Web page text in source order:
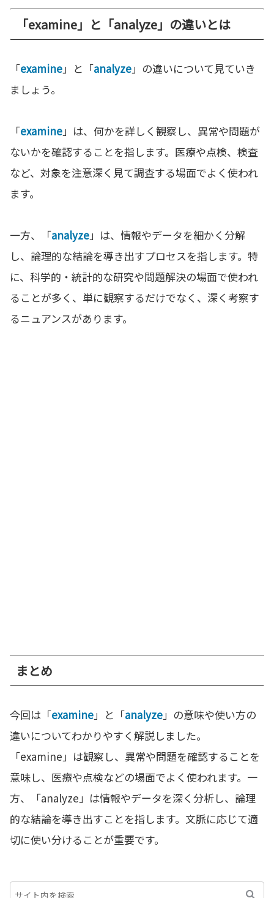
「examine」と「analyze」の違いとは
「examine」と「analyze」の違いについて見ていき
ましょう。
「examine」は、何かを詳しく観察し、異常や問題が
ないかを確認することを指します。医療や点検、検査
など、対象を注意深く見て調査する場面でよく使われ
ます。
一方、「analyze」は、情報やデータを細かく分解
し、論理的な結論を導き出すプロセスを指します。特
に、科学的・統計的な研究や問題解決の場面で使われ
ることが多く、単に観察するだけでなく、深く考察す
るニュアンスがあります。
まとめ
今回は「examine」と「analyze」の意味や使い方の
違いについてわかりやすく解説しました。
「examine」は観察し、異常や問題を確認することを
意味し、医療や点検などの場面でよく使われます。一
方、「analyze」は情報やデータを深く分析し、論理
的な結論を導き出すことを指します。文脈に応じて適
切に使い分けることが重要です。